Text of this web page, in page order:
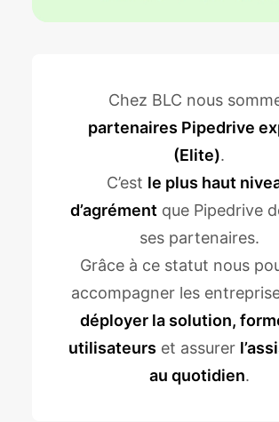
Chez BLC nous
partenaires Pipedrive
(Elite).
C’est le plus haut
d’agrément que Pipedrive
ses partenaires.
Grâce à ce statut nous
accompagner les
déployer la solution,
utilisateurs et assurer
au quotidien.